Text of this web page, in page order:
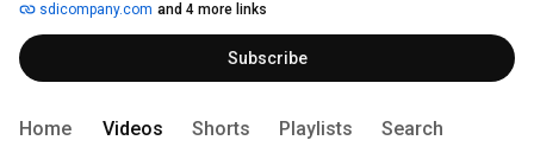
sdicompany.com and 4 more links
Subscribe
Home Videos Shorts Playlists Search